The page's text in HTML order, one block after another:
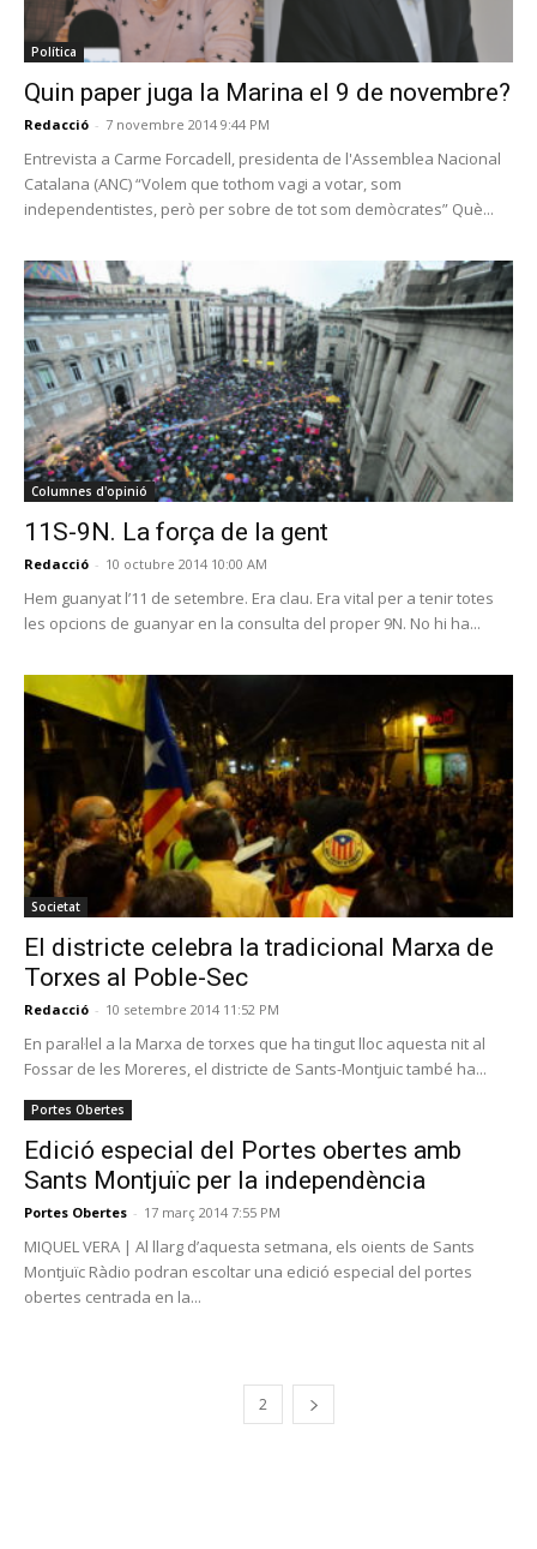
Política
Quin paper juga la Marina el 9 de novembre?
Redacció - 7 novembre 2014 9:44 PM
Entrevista a Carme Forcadell, presidenta de l'Assemblea Nacional
Catalana (ANC) “Volem que tothom vagi a votar, som
independentistes, però per sobre de tot som demòcrates” Què...
Columnes d'opinió
11S-9N. La força de la gent
Redacció - 10 octubre 2014 10:00 AM
Hem guanyat l’11 de setembre. Era clau. Era vital per a tenir totes
les opcions de guanyar en la consulta del proper 9N. No hi ha...
Societat
El districte celebra la tradicional Marxa de
Torxes al Poble-Sec
Redacció - 10 setembre 2014 11:52 PM
En paral·lel a la Marxa de torxes que ha tingut lloc aquesta nit al
Fossar de les Moreres, el districte de Sants-Montjuic també ha...
Portes Obertes
Edició especial del Portes obertes amb
Sants Montjuïc per la independència
Portes Obertes - 17 març 2014 7:55 PM
MIQUEL VERA | Al llarg d’aquesta setmana, els oients de Sants
Montjuïc Ràdio podran escoltar una edició especial del portes
obertes centrada en la...
2